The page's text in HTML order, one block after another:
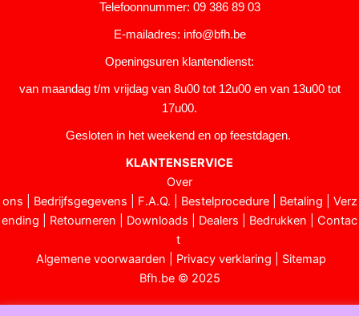
Telefoonnummer: 09 386 89 03
E-mailadres: info@bfh.be
Openingsuren klantendienst:
van maandag t/m vrijdag van 8u00 tot 12u00 en van 13u00 tot
17u00.
Gesloten in het weekend en op feestdagen.
KLANTENSERVICE
Over
ons
Bedrijfsgegevens F.A.Q. Bestelprocedure| Betaling
Verz
ending
Retourneren Downloads Dealers Bedrukken
Contac
t
Algemene voorwaarden
Privacy verklaring
Sitemap
Bfh.be © 2025